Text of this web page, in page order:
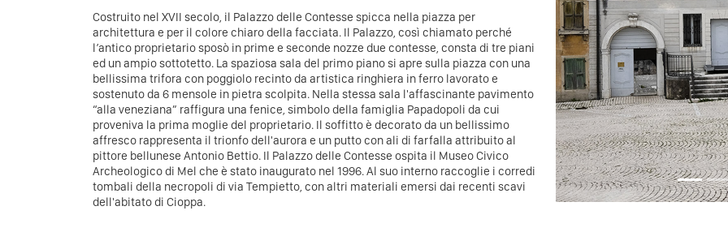
Costruito nel XVII secolo, il Palazzo delle Contesse spicca nella piazza per
architettura e per il colore chiaro della facciata. Il Palazzo, così chiamato perché
l’antico proprietario sposò in prime e seconde nozze due contesse, consta di tre piani
ed un ampio sottotetto. La spaziosa sala del primo piano si apre sulla piazza con una
bellissima trifora con poggiolo recinto da artistica ringhiera in ferro lavorato e
sostenuto da 6 mensole in pietra scolpita. Nella stessa sala l'affascinante pavimento
“alla veneziana” raffigura una fenice, simbolo della famiglia Papadopoli da cui
proveniva la prima moglie del proprietario. Il soffitto è decorato da un bellissimo
affresco rappresenta il trionfo dell'aurora e un putto con ali di farfalla attribuito al
pittore bellunese Antonio Bettio. Il Palazzo delle Contesse ospita il Museo Civico
Archeologico di Mel che è stato inaugurato nel 1996. Al suo interno raccoglie i corredi
tombali della necropoli di via Tempietto, con altri materiali emersi dai recenti scavi
dell'abitato di Cioppa.